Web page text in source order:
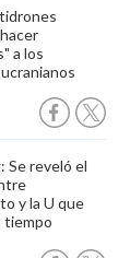
a los
Se reveló el
y la U que